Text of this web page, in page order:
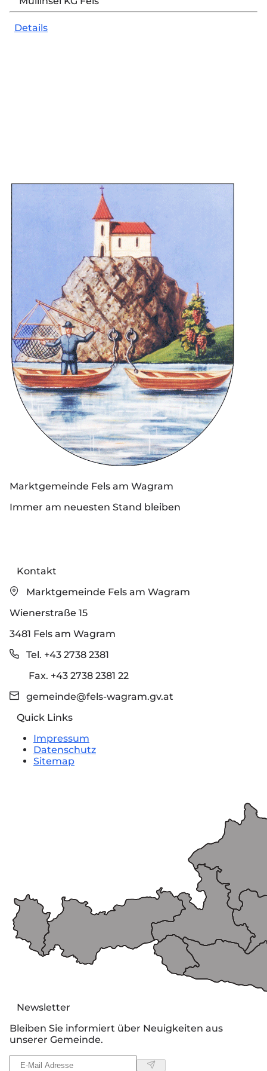
Privatsphäre-Einstellungen nicht geladen.
Einstellungen ändern
Details
Marktgemeinde Fels am Wagram
Immer am neuesten Stand bleiben
Kontakt
Marktgemeinde Fels am Wagram
Wienerstraße 15
3481 Fels am Wagram
Tel. +43 2738 2381
Fax. +43 2738 2381 22
gemeinde@fels-wagram.gv.at
Quick Links
Impressum
Datenschutz
Sitemap
Newsletter
Bleiben Sie informiert über Neuigkeiten aus
unserer Gemeinde.